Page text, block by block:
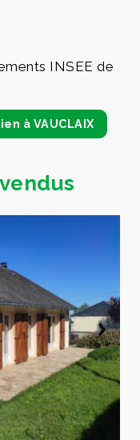
INSEE de
à VAUCLAIX